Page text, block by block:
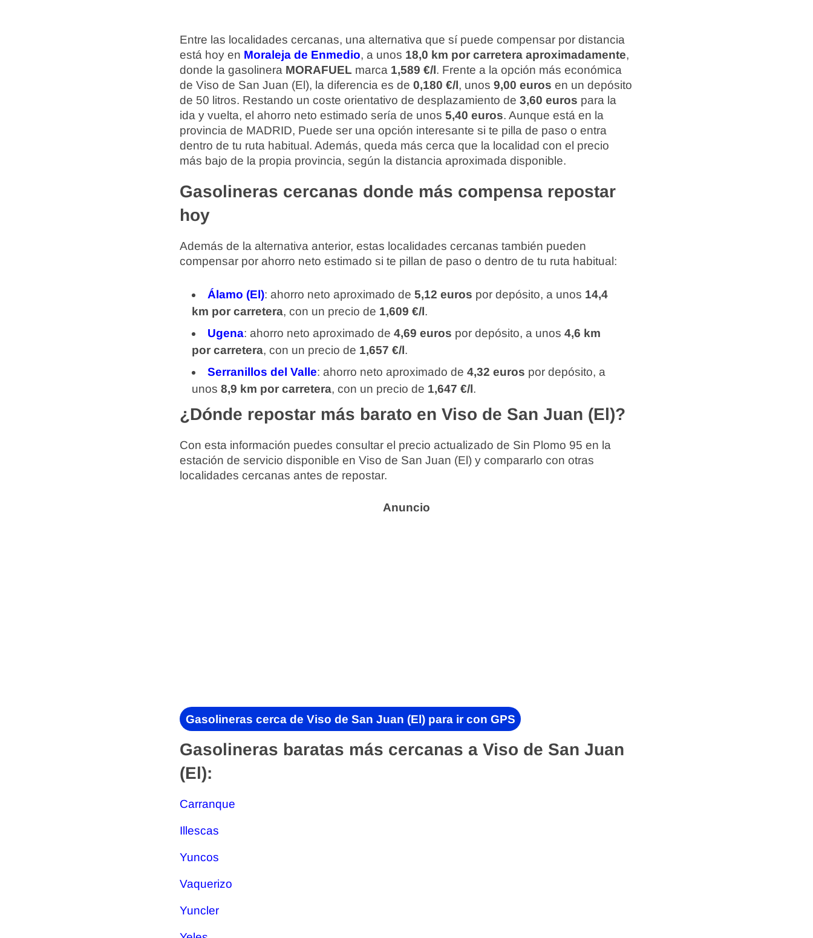
Entre las localidades cercanas, una alternativa que sí puede compensar por distancia
está hoy en Moraleja de Enmedio, a unos 18,0 km por carretera aproximadamente,
donde la gasolinera MORAFUEL marca 1,589 €/l. Frente a la opción más económica
de Viso de San Juan (El), la diferencia es de 0,180 €/l, unos 9,00 euros en un depósito
de 50 litros. Restando un coste orientativo de desplazamiento de 3,60 euros para la
ida y vuelta, el ahorro neto estimado sería de unos 5,40 euros. Aunque está en la
provincia de MADRID, Puede ser una opción interesante si te pilla de paso o entra
dentro de tu ruta habitual. Además, queda más cerca que la localidad con el precio
más bajo de la propia provincia, según la distancia aproximada disponible.
Gasolineras cercanas donde más compensa repostar
hoy
Además de la alternativa anterior, estas localidades cercanas también pueden
compensar por ahorro neto estimado si te pillan de paso o dentro de tu ruta habitual:
Álamo (El): ahorro neto aproximado de 5,12 euros por depósito, a unos 14,4
km por carretera, con un precio de 1,609 €/l.
Ugena: ahorro neto aproximado de 4,69 euros por depósito, a unos 4,6 km
por carretera, con un precio de 1,657 €/l.
Serranillos del Valle: ahorro neto aproximado de 4,32 euros por depósito, a
unos 8,9 km por carretera, con un precio de 1,647 €/l.
¿Dónde repostar más barato en Viso de San Juan (El)?
Con esta información puedes consultar el precio actualizado de Sin Plomo 95 en la
estación de servicio disponible en Viso de San Juan (El) y compararlo con otras
localidades cercanas antes de repostar.
Gasolineras cerca de Viso de San Juan (El) para ir con GPS
Gasolineras baratas más cercanas a Viso de San Juan
(El):
Carranque
Illescas
Yuncos
Vaquerizo
Yuncler